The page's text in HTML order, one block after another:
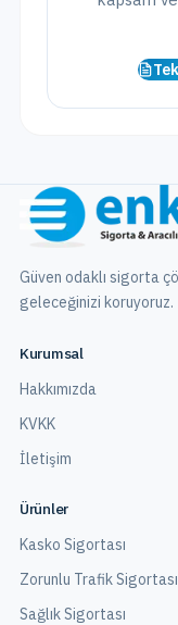
Güven odaklı sigorta
geleceğinizi koruyoruz.
Kurumsal
Hakkımızda
KVKK
İletişim
Ürünler
Kasko Sigortası
Zorunlu Trafik Sigortası
Sağlık Sigortası